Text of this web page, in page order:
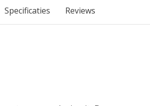
Specificaties Reviews